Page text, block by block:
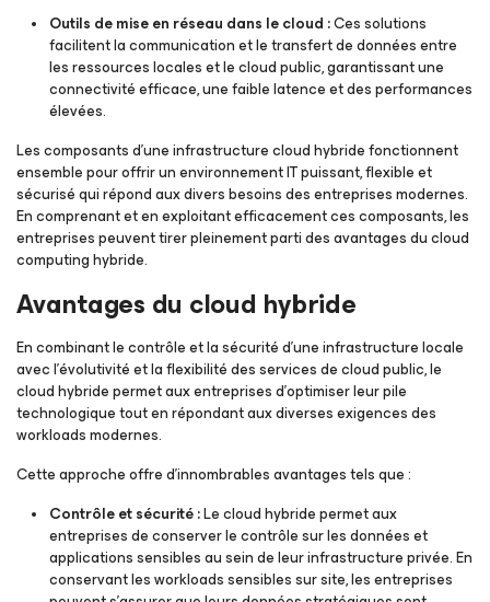
Outils de mise en réseau dans le cloud :Ces solutions
facilitent la communication et le transfert de données entre
les ressources locales et le cloud public, garantissant une
connectivité efficace, une faible latence et des performances
élevées.
Les composants d’une infrastructure cloud hybride fonctionnent
ensemble pour offrir un environnement IT puissant, flexible et
sécurisé qui répond aux divers besoins des entreprises modernes.
En comprenant et en exploitant efficacement ces composants, les
entreprises peuvent tirer pleinement parti des avantages du cloud
computing hybride.
Avantages du cloud hybride
En combinant le contrôle et la sécurité d’une infrastructure locale
avec l’évolutivité et la flexibilité des services de cloud public, le
cloud hybride permet aux entreprises d’optimiser leur pile
technologique tout en répondant aux diverses exigences des
workloads modernes.
Cette approche offre d’innombrables avantages tels que :
Contrôle et sécurité :Le cloud hybride permet aux
entreprises de conserver le contrôle sur les données et
applications sensibles au sein de leur infrastructure privée. En
conservant les workloads sensibles sur site, les entreprises